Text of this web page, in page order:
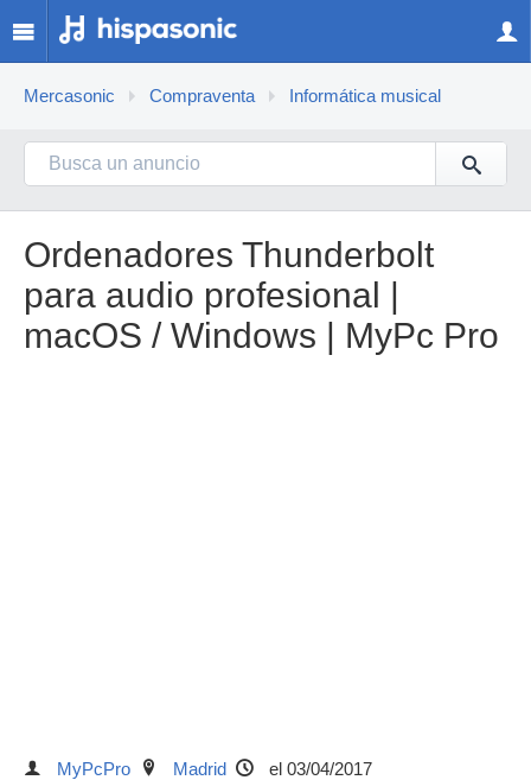
Mercasonic Compraventa Informática musical
Ordenadores Thunderbolt
para audio profesional |
macOS / Windows | MyPc Pro
MyPcPro Madrid el 03/04/2017